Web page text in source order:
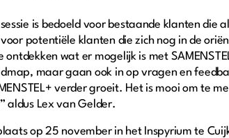
sessie is bedoeld voor bestaande klanten
potentiële klanten die zich nog in de
ontdekken wat er mogelijk is met
maar gaan ook in op vragen en
verder groeit. Het is mooi om te
aldus Lex van Gelder.
op 25 november in het Inspyrium te